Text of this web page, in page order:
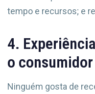
tempo e recursos; e
4.
o consumidor
Ninguém gosta de